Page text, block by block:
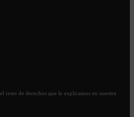
de derechos que le explicamos en nuestra